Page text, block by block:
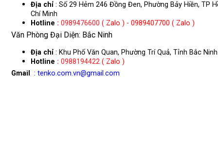
Địa chỉ : Số 29 Hẻm 246 Đồng Đen, Phường Bảy Hiền, TP
Chí Minh
Hotline : 0989476600 ( Zalo ) - 0989407700 ( Zalo )
Văn Phòng Đại Diện: Bắc Ninh
Địa chỉ : Khu Phố Văn Quan, Phường Trí Quả, Tỉnh Bắc Ninh
Hotline : 0988194422 ( Zalo )
Gmail
: tenko.com.vn@gmail.com